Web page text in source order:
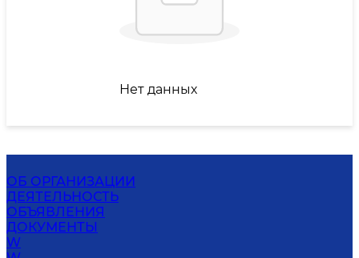
Нет данных
ОБ ОРГАНИЗАЦИИ
ДЕЯТЕЛЬНОСТЬ
ОБЪЯВЛЕНИЯ
ДОКУМЕНТЫ
W